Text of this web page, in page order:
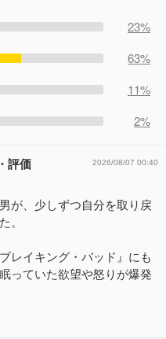
23%
63%
11%
2%
評価 2026/08/07 00:40
が、少しずつ自分を取り戻
。
レイキング・バッド』にも
っていた欲望や怒りが爆発